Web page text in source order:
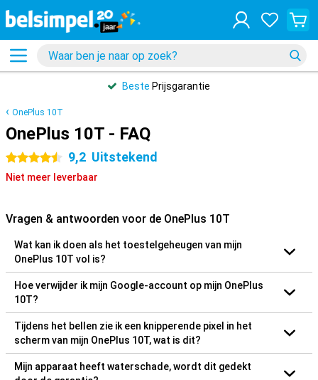
Beste Prijsgarantie
OnePlus 10T
OnePlus 10T - FAQ
4.5 sterren 9,2 Uitstekend
Niet meer leverbaar
Vragen & antwoorden voor de OnePlus 10T
Wat kan ik doen als het toestelgeheugen van mijn
OnePlus 10T vol is?
Hoe verwijder ik mijn Google-account op mijn OnePlus
10T?
Tijdens het bellen zie ik een knipperende pixel in het
scherm van mijn OnePlus 10T, wat is dit?
Mijn apparaat heeft waterschade, wordt dit gedekt